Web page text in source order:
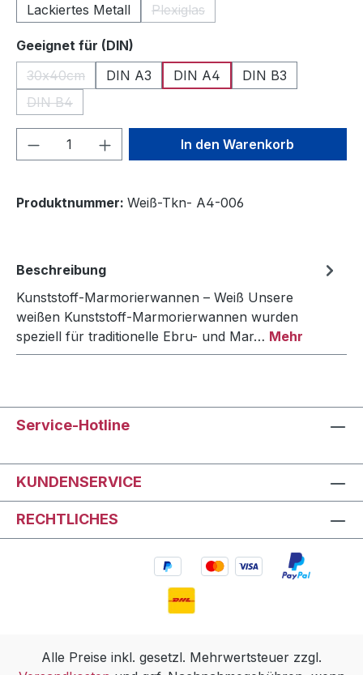
Lackiertes Metall
Plexiglas
(Diese Option ist zurzeit nicht
Geeignet für (DIN)
30x40cm
(Diese Option ist zurzeit nicht verfügbar.)
DIN A3 DIN A4
DIN B3
DIN B4
(Diese Option ist zurzeit nicht verfügbar.)
Produkt Anzahl: Gib denIn den Warenkorb
Produktnummer: Weiß-Tkn- A4-006
Beschreibung
Kunststoff-Marmorierwannen – Weiß Unsere
weißen Kunststoff-Marmorierwannen wurden
speziell für traditionelle Ebru- und Mar… Mehr
Service-Hotline
KUNDENSERVICE
RECHTLICHES
Alle Preise inkl. gesetzl. Mehrwertsteuer zzgl.